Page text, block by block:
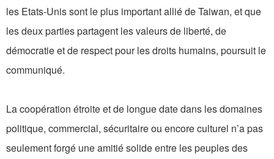
les Etats-Unis sont le plus important allié de Taiwan, et que
les deux parties partagent les valeurs de liberté, de
démocratie et de respect pour les droits humains, poursuit le
communiqué.
La coopération étroite et de longue date dans les domaines
politique, commercial, sécuritaire ou encore culturel n’a pas
seulement forgé une amitié solide entre les peuples des